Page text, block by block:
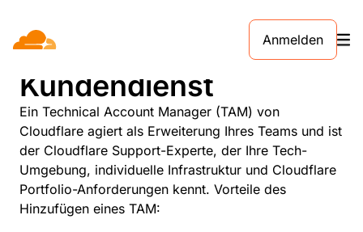
Anmelden
Technischer
Kundendienst
Ein Technical Account Manager (TAM) von
Cloudflare agiert als Erweiterung Ihres Teams und ist
der Cloudflare Support-Experte, der Ihre Tech-
Umgebung, individuelle Infrastruktur und Cloudflare
Portfolio-Anforderungen kennt. Vorteile des
Hinzufügen eines TAM: